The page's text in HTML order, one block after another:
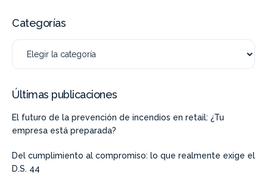
Categorías
Últimas publicaciones
El futuro de la prevención de incendios en retail: ¿Tu
empresa está preparada?
Del cumplimiento al compromiso: lo que realmente exige el
D.S. 44